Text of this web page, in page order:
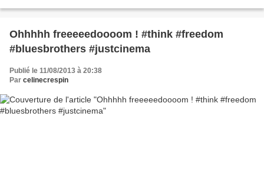
Ohhhhh freeeeedoooom ! #think #freedom
#bluesbrothers #justcinema
Publié le 11/08/2013 à 20:38
Par celinecrespin